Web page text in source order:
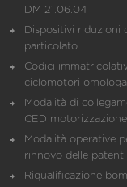
DM 21.06.04
Dispositivi riduzioni
particolato
Codici
ciclomotori
Modalità di
CED motorizzazione
Modalità operative
rinnovo delle patenti
Riqualificazione